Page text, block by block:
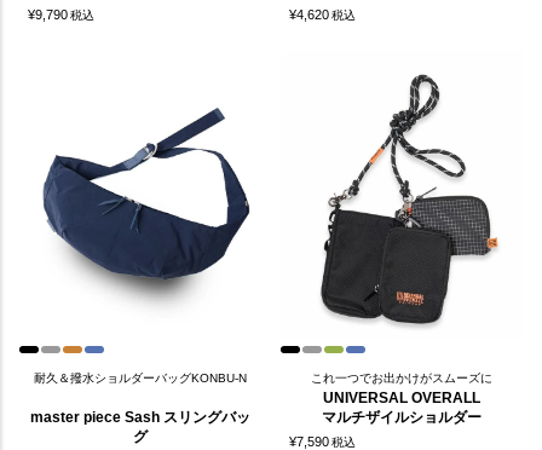
¥9,790税込 ¥4,620税込
耐久＆撥水ショルダーバッグKONBU-N
master piece Sash スリングバッ
グ
これ一つでお出かけがスムーズに
UNIVERSAL OVERALL
マルチザイルショルダー
¥7,590税込